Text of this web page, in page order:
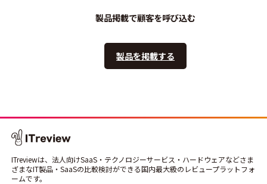
製品掲載で顧客を呼び込む
製品を掲載する
ITreviewは、法人向けSaaS・テクノロジーサービス・ハードウェアなどさま
ざまなIT製品・SaaSの比較検討ができる国内最大級のレビュープラットフォ
ームです。